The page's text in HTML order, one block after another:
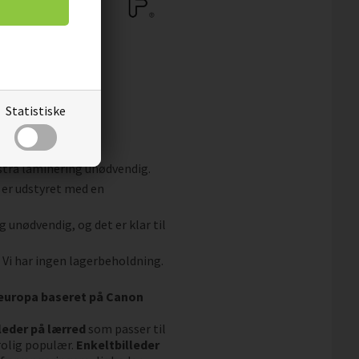
Statistiske
snavs.
fleece.
laminering unødvendig.
udstyret med en
unødvendig, og det er klar til
har ingen lagerbeholdning.
baseret på Canon
på lærred som passer til
populær. Enkeltbilleder